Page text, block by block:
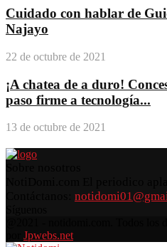
Cuidado con hablar de
Najayo
22 de octubre de 2021
¡A chatea de a duro!
paso firme a tecnología...
13 de octubre de 2021
Jpwebs.net